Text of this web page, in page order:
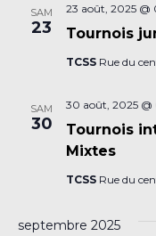
SAM
23 Tournois
23 août, 2025
TCSS Rue du
SAM
30
Tournois
Mixtes
30 août, 2025
TCSS Rue du
septembre 2025